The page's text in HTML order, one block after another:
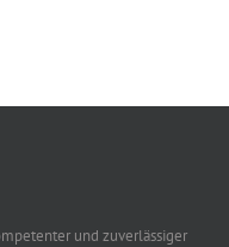
und zuverlässiger